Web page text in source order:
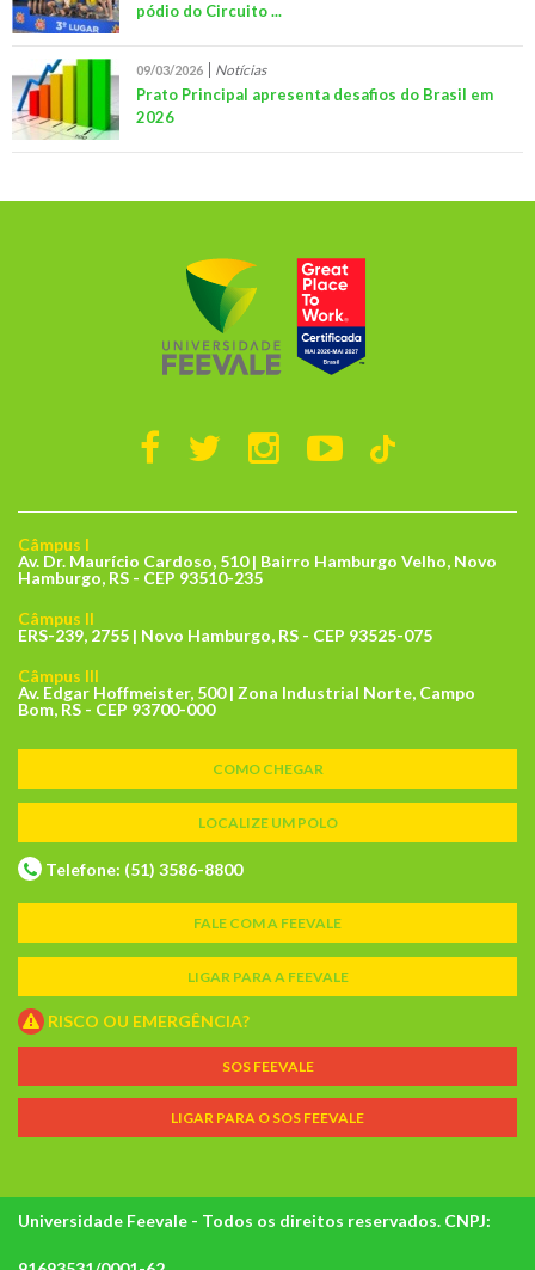
pódio do Circuito ...
09/03/2026 Notícias
Prato Principal apresenta desafios do Brasil em
2026
Câmpus I
Av. Dr. Maurício Cardoso, 510 | Bairro Hamburgo Velho, Novo
Hamburgo, RS - CEP 93510-235
Câmpus II
ERS-239, 2755 | Novo Hamburgo, RS - CEP 93525-075
Câmpus III
Av. Edgar Hoffmeister, 500 | Zona Industrial Norte, Campo
Bom, RS - CEP 93700-000
COMO CHEGAR
LOCALIZE UM POLO
Telefone: (51) 3586-8800
FALE COM A FEEVALE
LIGAR PARA A FEEVALE
RISCO OU EMERGÊNCIA?
SOS FEEVALE
LIGAR PARA O SOS FEEVALE
Universidade Feevale - Todos os direitos reservados. CNPJ: